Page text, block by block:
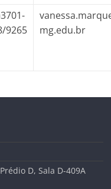
9265
mg.edu.br
D, Sala D-409A